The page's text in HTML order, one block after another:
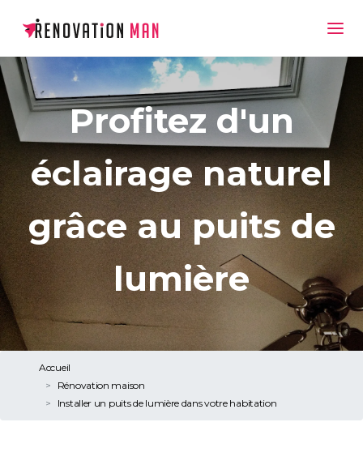
Profitez d'un
éclairage naturel
grâce au puits de
lumière
Accueil
Rénovation maison
Installer un puits de lumière dans votre habitation